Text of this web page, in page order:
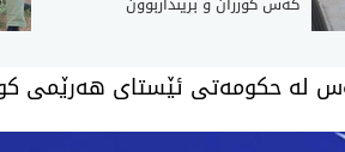
له‌ حكومه‌تی‌ ئێستای‌ هه‌رێمی‌